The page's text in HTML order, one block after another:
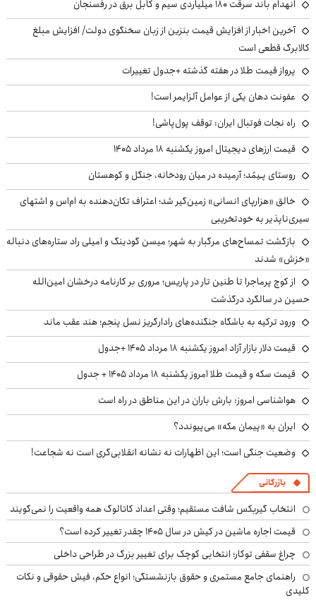
انهدام باند سرقت ۱۸۰ میلیاردی سیم و کابل برق در رفسنجان
آخرین اخبار از افزایش قیمت بنزین از زبان سخنگوی دولت/ افزایش مبلغ
کالابرگ قطعی است
پرواز قیمت طلا در هفته گذشته +جدول تغییرات
عفونت دهان یکی از عوامل آلزایمر است!
راه نجات فوتبال ایران: توقف پول‌پاشی!
قیمت ارزهای دیجیتال امروز یکشنبه ۱۸ مرداد ۱۴۰۵
روستای پـِیمُد؛ آرمیده در میان رودخانه، جنگل و کوهستان
خالق «هزارپای انسانی» زمین‌گیر شد؛ اعتراف تکان‌دهنده به ام‌اس و اشتهای
سیری‌ناپذیر به خودتخریبی
بازگشت تمساح‌های مرگبار به شهر؛ میسن گودینگ و امیلی راد ستاره‌های دنباله
«خزش» شدند
از کوچ‌ پرماجرا تا طنین تار در پاریس؛ مروری بر کارنامه درخشان امین‌الله
حسین در سالگرد درگذشت
ورود ترکیه به باشگاه جنگنده‌های رادارگریز نسل پنجم؛ هند عقب ماند
قیمت دلار بازار آزاد امروز یکشنبه ۱۸ مرداد ۱۴۰۵ +جدول
قیمت سکه و قیمت طلا امروز یکشنبه ۱۸ مرداد ۱۴۰۵ + جدول
هواشناسی امروز: بارش باران در این مناطق در راه است
ایران به «پیمان مکه» می‌پیوندد؟
وضعیت جنگی است؛ این اظهارات نه نشانه انقلابی‌گری است نه شجاعت!
بازرگانی
انتخاب گیربکس شافت مستقیم؛ وقتی اعداد کاتالوگ همه واقعیت را نمی‌گویند
قیمت اجاره ماشین در کیش در سال ۱۴۰۵ چقدر تغییر کرده است؟
چراغ سقفی توکار؛ انتخابی کوچک برای تغییر بزرگ در طراحی داخلی
راهنمای جامع مستمری و حقوق بازنشستگی؛ انواع حکم، فیش حقوقی و نکات
کلیدی